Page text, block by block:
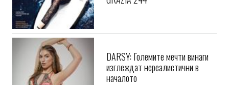
DARSY: Големите мечти винаги
изглеждат нереалистични в
началото